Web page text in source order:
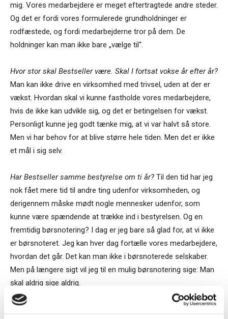
mig. Vores medarbejdere er meget eftertragtede andre steder.
Og det er fordi vores formulerede grundholdninger er
rodfæstede, og fordi medarbejderne tror på dem. De
holdninger kan man ikke bare „vælge til“.
Hvor stor skal Bestseller være. Skal I fortsat vokse år efter år?
Man kan ikke drive en virksomhed med trivsel, uden at der er
vækst. Hvordan skal vi kunne fastholde vores medarbejdere,
hvis de ikke kan udvikle sig, og det er betingelsen for vækst.
Personligt kunne jeg godt tænke mig, at vi var halvt så store.
Men vi har behov for at blive større hele tiden. Men det er ikke
et mål i sig selv.
Har Bestseller samme bestyrelse om ti år? Til den tid har jeg
nok fået mere tid til andre ting udenfor virksomheden, og
derigennem måske mødt nogle mennesker udenfor, som
kunne være spændende at trække ind i bestyrelsen. Og en
fremtidig børsnotering? I dag er jeg bare så glad for, at vi ikke
er børsnoteret. Jeg kan hver dag fortælle vores medarbejdere,
hvordan det går. Det kan man ikke i børsnoterede selskaber.
Men på længere sigt vil jeg til en mulig børsnotering sige: Man
skal aldrig sige aldrig.